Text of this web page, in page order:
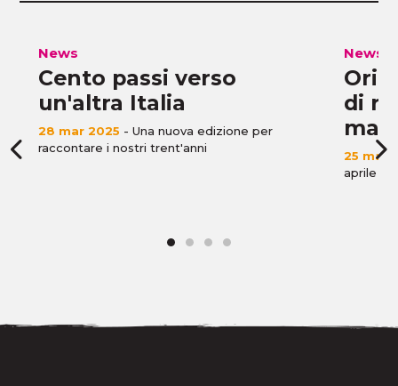
News
Cento passi verso
un'altra Italia
28 mar 2025 - Una nuova edizione per
raccontare i nostri trent'anni
News
di
25 mar
aprile